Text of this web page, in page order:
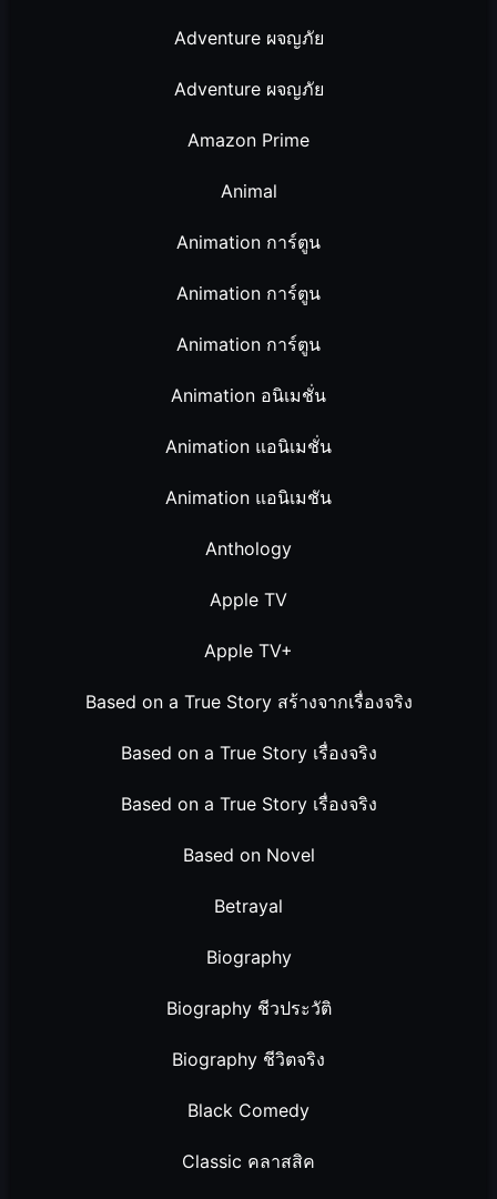
Adventure ผจญภัย
Adventure ผจญภัย
Amazon Prime
Animal
Animation การ์ตูน
Animation การ์ตูน
Animation การ์ตูน
Animation อนิเมชั่น
Animation แอนิเมชั่น
Animation แอนิเมชัน
Anthology
Apple TV
Apple TV+
Based on a True Story สร้างจากเรื่องจริง
Based on a True Story เรื่องจริง
Based on a True Story เรื่องจริง
Based on Novel
Betrayal
Biography
Biography ชีวประวัติ
Biography ชีวิตจริง
Black Comedy
Classic คลาสสิค